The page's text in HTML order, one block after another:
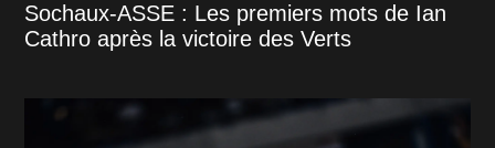
Sochaux-ASSE : Les premiers mots de Ian
Cathro après la victoire des Verts